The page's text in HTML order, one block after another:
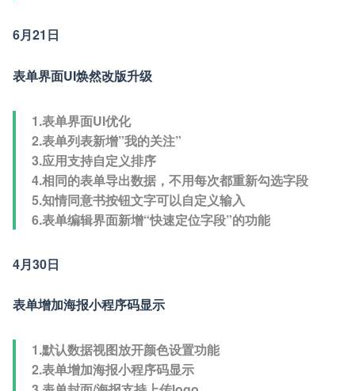
6月21日
表单界面UI焕然改版升级
1.表单界面UI优化
2.表单列表新增”我的关注”
3.应用支持自定义排序
4.相同的表单导出数据，不用每次都重新勾选字段
5.知情同意书按钮文字可以自定义输入
6.表单编辑界面新增“快速定位字段”的功能
4月30日
表单增加海报小程序码显示
1.默认数据视图放开颜色设置功能
2.表单增加海报小程序码显示